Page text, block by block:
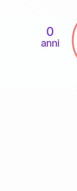
0
anni